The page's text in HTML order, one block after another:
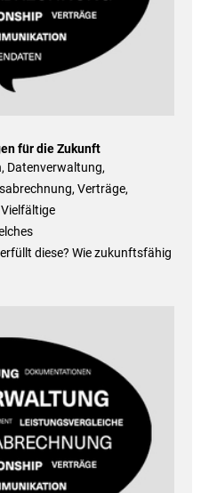
für die Zukunft
Datenverwaltung,
Verträge,
diese? Wie zukunftsfähig